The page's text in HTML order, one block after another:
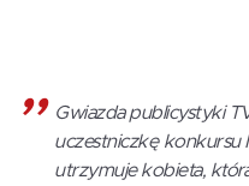
Gwiazda publicystyki
uczestniczkę konkursu
utrzymuje kobieta,